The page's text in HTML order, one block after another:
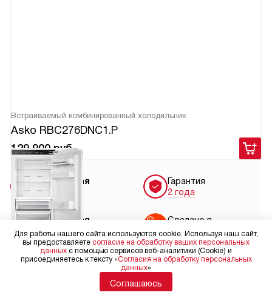
Встраиваемый комбинированный холодильник
Asko RBC276DNC1.P
129 900руб.
Бесплатная
доставка
Бесплатная
установка
Гарантия
2 года
Сделано в
Сербии
9 место
Для работы нашего сайта используются cookie. Используя наш сайт,
вы предоставляете согласие на обработку ваших персональных
данных с помощью сервисов веб-аналитики (Cookie) и
присоединяетесь к тексту «Согласия на обработку персональных
данных»
Соглашаюсь